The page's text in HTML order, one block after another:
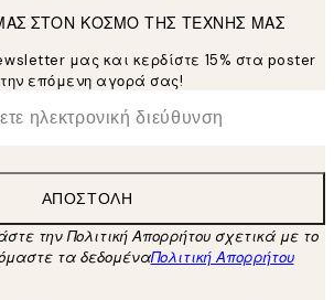
ΣΤΟΝ ΚΟΣΜΟ ΤΗΣ ΤΕΧΝΗΣ ΜΑΣ
μας και κερδίστε 15% στα poster
επόμενη αγορά σας!
ΑΠΟΣΤΟΛΉ
την Πολιτική Απορρήτου σχετικά με το
τα δεδομέναΠολιτική Απορρήτου